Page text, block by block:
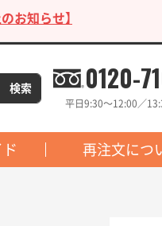
お知らせ】
0120-
平日9:30〜12:00／
再注文につ